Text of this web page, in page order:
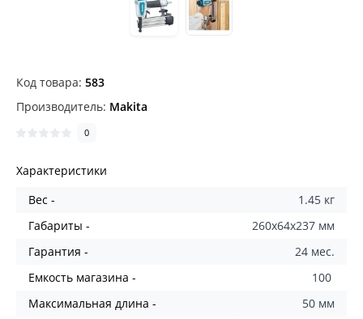
Код товара: 583
Производитель: Makita
0
Характеристики
Вес -
1.45 кг
Габариты -
260x64x237 мм
Гарантия -
24 мес.
Емкость магазина -
100
Максимальная длина -
50 мм